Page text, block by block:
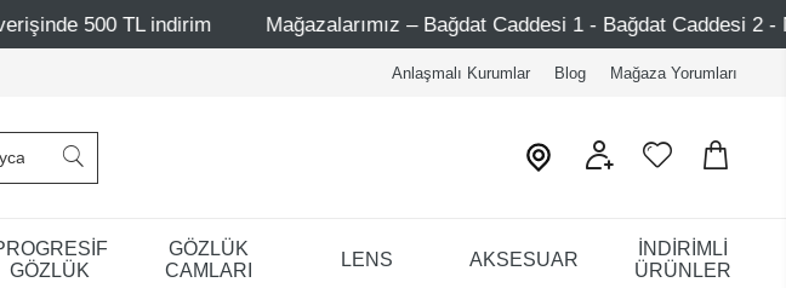
Mağazalarımız – Bağdat Caddesi 1 - Bağdat Caddesi 2 - Nişantaşı – Etiler –
Anlaşmalı Kurumlar Blog Mağaza Yorumları
GÖZLÜK
GÖZLÜK
CAMLARI
LENS AKSESUAR
İNDİRİMLİ
ÜRÜNLER